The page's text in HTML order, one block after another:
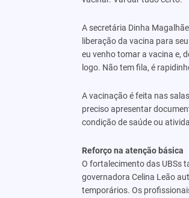
A secretária Dinha
liberação da vacina para
eu venho tomar a vacina e,
logo. Não tem fila, é
A vacinação é feita nas
preciso apresentar
condição de saúde ou
Reforço na atenção básica
O fortalecimento das UBSs
governadora Celina Leão
temporários. Os